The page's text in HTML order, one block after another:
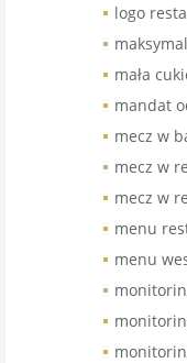
logo
mała
mandat
mecz w
mecz w
mecz w
menu
menu